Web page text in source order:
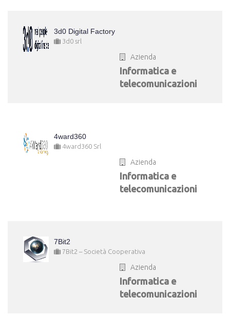
3d0 Digital Factory
3d0 srl
Azienda
Informatica e
telecomunicazioni
4ward360
4ward360 Srl
Azienda
Informatica e
telecomunicazioni
7Bit2
7Bit2 – Società Cooperativa
Azienda
Informatica e
telecomunicazioni